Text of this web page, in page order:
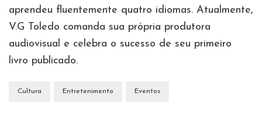
aprendeu fluentemente quatro idiomas. Atualmente,
V.G Toledo comanda sua própria produtora
audiovisual e celebra o sucesso de seu primeiro
livro publicado.
Cultura Entretenimento Eventos